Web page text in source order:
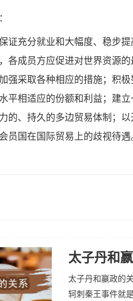
证充分就业和大幅度、稳步
各成员方应促进对世界资源
强采取各种相应的措施；积
平相适应的份额和利益；建
的、持久的多边贸易体制；
员国在国际贸易上的歧视待遇
太子丹和
太子丹和嬴政的
轲刺秦王事件就是